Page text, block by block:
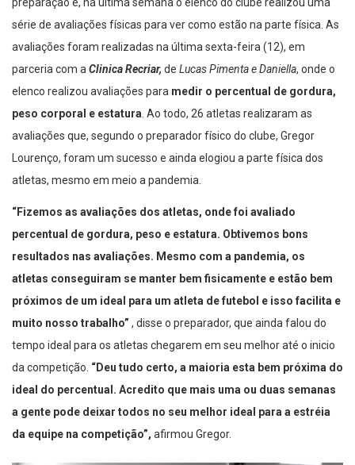
preparação e, na última semana o elenco do clube realizou uma
série de avaliações físicas para ver como estão na parte física. As
avaliações foram realizadas na última sexta-feira (12), em
parceria com aClinicaRecriar, de Lucas Pimenta e Daniella, onde o
elenco realizou avaliações para medir o percentual de gordura,
peso corporal e estatura. Ao todo, 26 atletas realizaram as
avaliações que, segundo o preparador físico do clube, Gregor
Lourenço, foram um sucesso e ainda elogiou a parte física dos
atletas, mesmo em meio a pandemia.
“Fizemos as avaliações dos atletas, onde foi avaliado
percentual de gordura, peso e estatura. Obtivemos bons
resultados nas avaliações. Mesmo com a pandemia, os
atletas conseguiram se manter bem fisicamente e estão bem
próximos de um ideal para um atleta de futebol e isso facilita e
muito nosso trabalho” , disse o preparador, que ainda falou do
tempo ideal para os atletas chegarem em seu melhor até o inicio
da competição.
“Deu tudo certo, a maioria esta bem próxima do
ideal do percentual. Acredito que mais uma ou duas semanas
a gente pode deixar todos no seu melhor ideal para a estréia
da equipe na competição”, afirmou Gregor.